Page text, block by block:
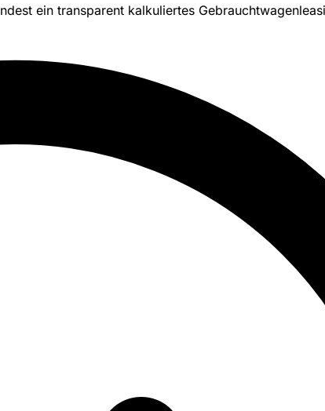
ein transparent kalkuliertes